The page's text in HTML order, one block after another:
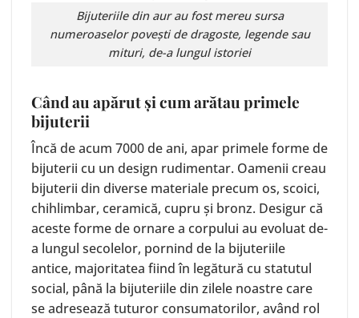
Bijuteriile din aur au fost mereu sursa
numeroaselor povești de dragoste, legende sau
mituri, de-a lungul istoriei
Când au apărut și cum arătau primele
bijuterii
Încă de acum 7000 de ani, apar primele forme de
bijuterii cu un design rudimentar. Oamenii creau
bijuterii din diverse materiale precum os, scoici,
chihlimbar, ceramică, cupru și bronz. Desigur că
aceste forme de ornare a corpului au evoluat de-
a lungul secolelor, pornind de la bijuteriile
antice, majoritatea fiind în legătură cu statutul
social, până la bijuteriile din zilele noastre care
se adresează tuturor consumatorilor, având rol